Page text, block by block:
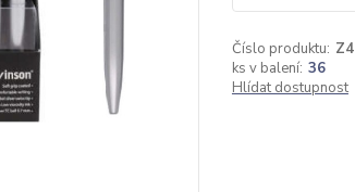
Číslo produktu: Z4
ks v balení: 36
Hlídat dostupnost